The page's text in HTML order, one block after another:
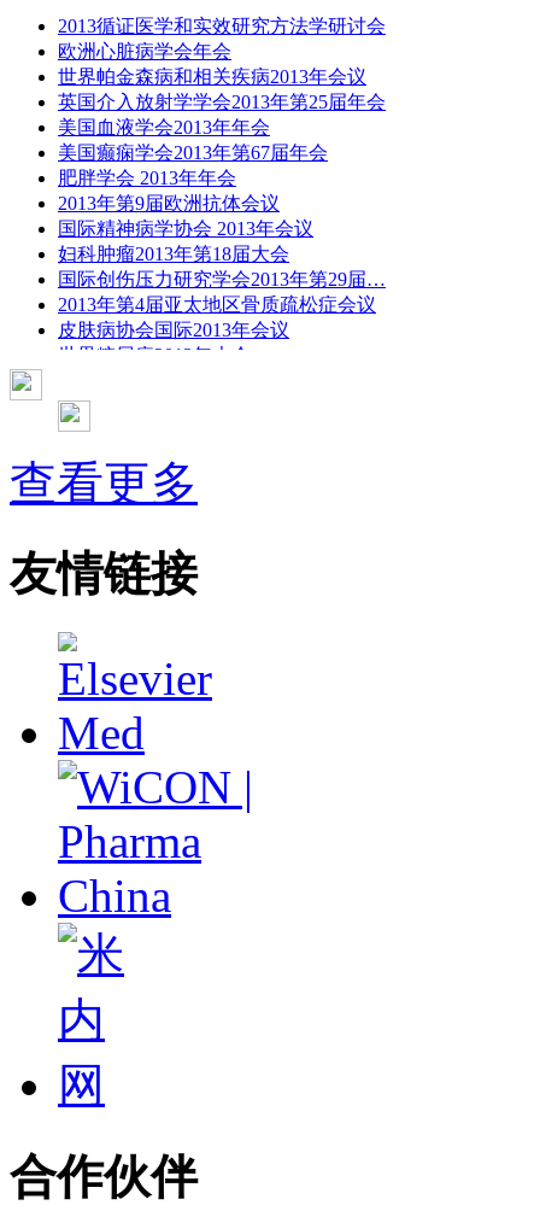
2013循证医学和实效研究方法学研讨会
欧洲心脏病学会年会
世界帕金森病和相关疾病2013年会议
英国介入放射学学会2013年第25届年会
美国血液学会2013年年会
美国癫痫学会2013年第67届年会
肥胖学会 2013年年会
2013年第9届欧洲抗体会议
国际精神病学协会 2013年会议
妇科肿瘤2013年第18届大会
国际创伤压力研究学会2013年第29届…
2013年第4届亚太地区骨质疏松症会议
皮肤病协会国际2013年会议
世界糖尿病2013年大会
彭晓霞---诊断试验的Meta分析
武姗姗---累积Meta分析和TSA分析
孙凤---Network Meta分析
杨智荣---Cochrane综述实战经验分享
杨祖耀---疾病频率资料的Meta分析
查看更多
友情链接
合作伙伴